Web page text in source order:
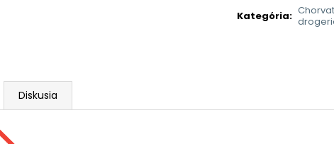
Kategória:
Diskusia